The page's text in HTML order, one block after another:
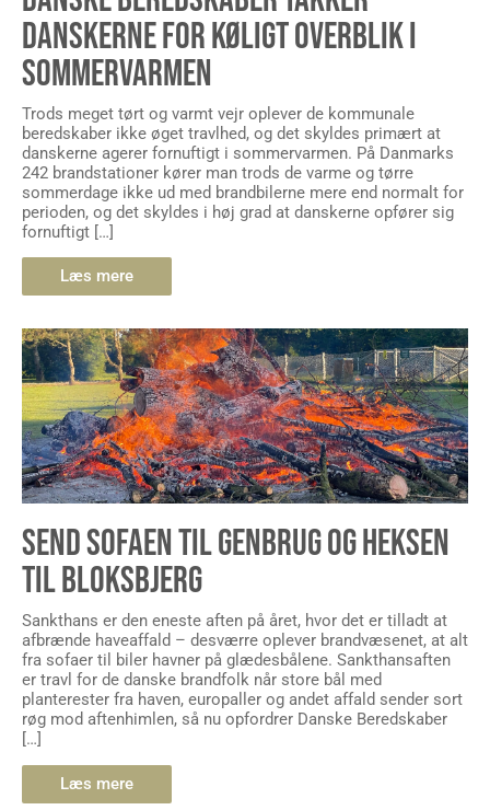
DANSKERNE FOR KØLIGT OVERBLIK I
SOMMERVARMEN
Trods meget tørt og varmt vejr oplever de kommunale
beredskaber ikke øget travlhed, og det skyldes primært at
danskerne agerer fornuftigt i sommervarmen. På Danmarks
242 brandstationer kører man trods de varme og tørre
sommerdage ikke ud med brandbilerne mere end normalt for
perioden, og det skyldes i høj grad at danskerne opfører sig
fornuftigt […]
Læs mere
SEND SOFAEN TIL GENBRUG OG HEKSEN
TIL BLOKSBJERG
Sankthans er den eneste aften på året, hvor det er tilladt at
afbrænde haveaffald – desværre oplever brandvæsenet, at alt
fra sofaer til biler havner på glædesbålene. Sankthansaften
er travl for de danske brandfolk når store bål med
planterester fra haven, europaller og andet affald sender sort
røg mod aftenhimlen, så nu opfordrer Danske Beredskaber
[…]
Læs mere